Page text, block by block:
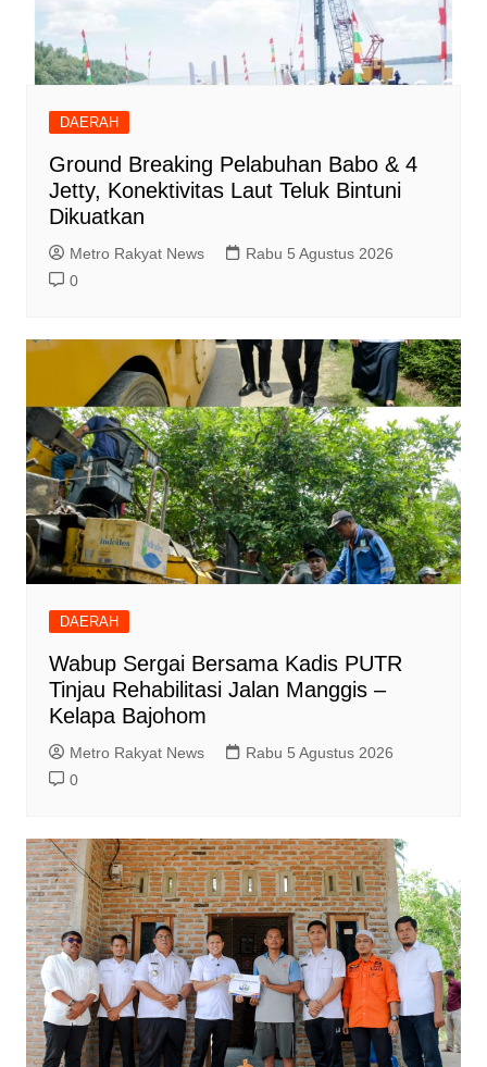
DAERAH
Ground Breaking Pelabuhan Babo & 4
Jetty, Konektivitas Laut Teluk Bintuni
Dikuatkan
Metro Rakyat News
Rabu 5 Agustus 2026
0
DAERAH
Wabup Sergai Bersama Kadis PUTR
Tinjau Rehabilitasi Jalan Manggis –
Kelapa Bajohom
Metro Rakyat News
Rabu 5 Agustus 2026
0